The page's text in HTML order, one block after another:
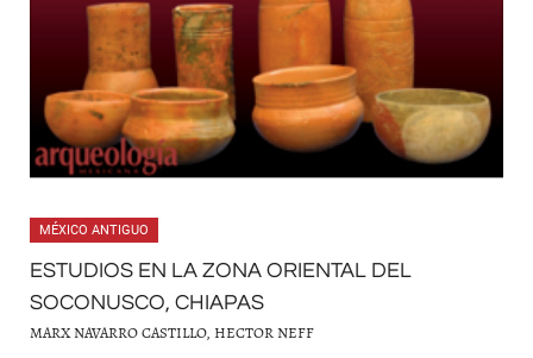
MÉXICO ANTIGUO
ESTUDIOS EN LA ZONA ORIENTAL DEL
SOCONUSCO, CHIAPAS
MARX NAVARRO CASTILLO, HECTOR NEFF